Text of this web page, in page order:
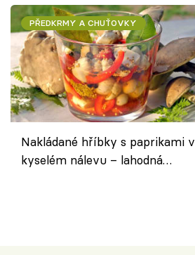
PŘEDKRMY A CHUŤOVKY
Nakládané hříbky s paprikami v
kyselém nálevu – lahodná